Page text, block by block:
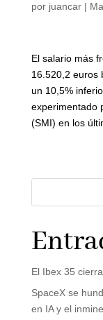
por juancar|
El salario más
16.520,2 euros
un 10,5%
experimentado
(SMI) en los
El Ibex 35
SpaceX se
en IA y el